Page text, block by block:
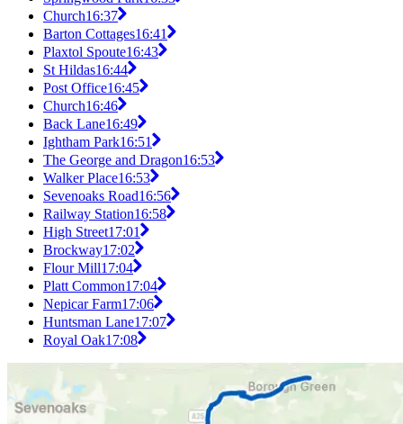
Church16:37
Barton Cottages16:41
Plaxtol Spoute16:43
St Hildas16:44
Post Office16:45
Church16:46
Back Lane16:49
Ightham Park16:51
The George and Dragon16:53
Walker Place16:53
Sevenoaks Road16:56
Railway Station16:58
High Street17:01
Brockway17:02
Flour Mill17:04
Platt Common17:04
Nepicar Farm17:06
Huntsman Lane17:07
Royal Oak17:08